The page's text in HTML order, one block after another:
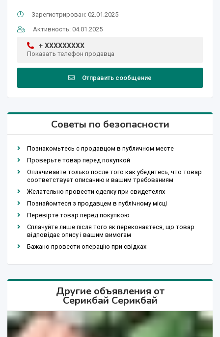
Зарегистрирован: 02.01.2025
Активность: 04.01.2025
+ XXXXXXXXX
Показать телефон продавца
Отправить сообщение
Советы по безопасности
Познакомьтесь с продавцом в публичном месте
Проверьте товар перед покупкой
Оплачивайте только после того как убедитесь, что товар
соответствует описанию и вашим требованиям
Желательно провести сделку при свидетелях
Познайомтеся з продавцем в публічному місці
Перевірте товар перед покупкою
Сплачуйте лише після того як переконаєтеся, що товар
відповідає опису і вашим вимогам
Бажано провести операцію при свідках
Другие объявления от
Серикбай Серикбай